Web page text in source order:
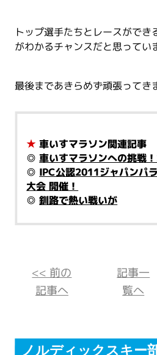
トップ選手たちとレースがで
がわかるチャンスだと思ってい
最後まであきらめず頑張ってき
★ 車いすマラソン関連記事
◎車いすマラソンへの挑戦
◎ IPC公認2011ジャパンパ
大会 開催！
◎釧路で熱い戦いが
<< 前の
記事へ
記事一
覧へ
ノルディックスキー